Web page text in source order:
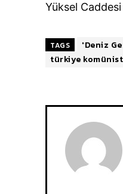
Yüksel
TAGS 'Deniz
türkiye